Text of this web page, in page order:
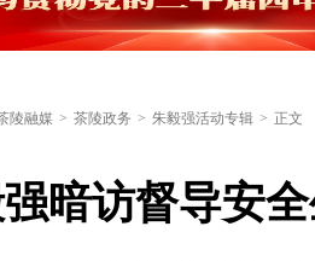
陵融媒 > 茶陵政务 > 朱毅强活动专辑 > 正文
暗访督导安